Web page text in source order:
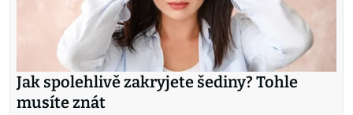
Jak spolehlivě zakryjete šediny? Tohle
musíte znát